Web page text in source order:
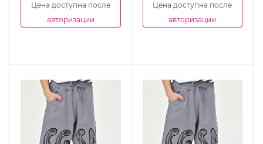
Цена доступна после
авторизации
Цена доступна после
авторизации